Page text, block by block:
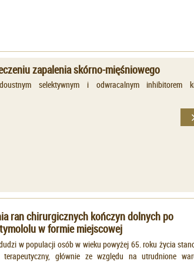
zapalenia skórno-mięśniowego
selektywnym i odwracalnym inhibitorem
ran chirurgicznych kończyn dolnych po
w formie miejscowej
w populacji osób w wieku powyżej 65. roku życia
terapeutyczny, głównie ze względu na utrudnione